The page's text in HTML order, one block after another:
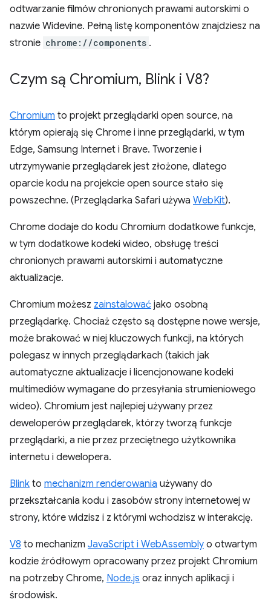
odtwarzanie filmów chronionych prawami autorskimi o
nazwie Widevine. Pełną listę komponentów znajdziesz na
stronie chrome://components .
Czym są Chromium, Blink i V8?
Chromium to projekt przeglądarki open source, na
którym opierają się Chrome i inne przeglądarki, w tym
Edge, Samsung Internet i Brave. Tworzenie i
utrzymywanie przeglądarek jest złożone, dlatego
oparcie kodu na projekcie open source stało się
powszechne. (Przeglądarka Safari używa WebKit).
Chrome dodaje do kodu Chromium dodatkowe funkcje,
w tym dodatkowe kodeki wideo, obsługę treści
chronionych prawami autorskimi i automatyczne
aktualizacje.
Chromium możesz zainstalować jako osobną
przeglądarkę. Chociaż często są dostępne nowe wersje,
może brakować w niej kluczowych funkcji, na których
polegasz w innych przeglądarkach (takich jak
automatyczne aktualizacje i licencjonowane kodeki
multimediów wymagane do przesyłania strumieniowego
wideo). Chromium jest najlepiej używany przez
deweloperów przeglądarek, którzy tworzą funkcje
przeglądarki, a nie przez przeciętnego użytkownika
internetu i dewelopera.
Blink to mechanizm renderowania używany do
przekształcania kodu i zasobów strony internetowej w
strony, które widzisz i z którymi wchodzisz w interakcję.
V8 to mechanizm JavaScript i WebAssembly o otwartym
kodzie źródłowym opracowany przez projekt Chromium
na potrzeby Chrome, Node.js oraz innych aplikacji i
środowisk.